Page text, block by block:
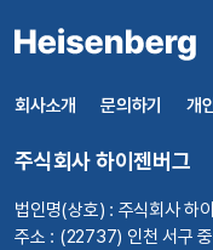
회사소개 문의하기 개
주식회사 하이젠버그
법인명(상호) : 주식회사
주소 : (22737) 인천 서구